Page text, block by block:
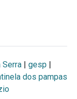
Serra | gesp |
dos pampas